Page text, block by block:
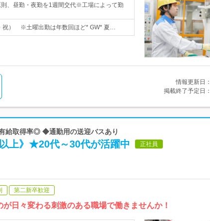
、昼勤・夜勤を1週間交代※工場によって勤
祝） ※土曜出勤は年数回ほど* GW* 夏…
情報更新日：
掲載終了予定日：
給取得率◎ ◆通勤用の送迎バスあり
上》★20代～30代が活躍中 正社員
第二新卒歓迎
日々変わる刺激のある職場で働きませんか！